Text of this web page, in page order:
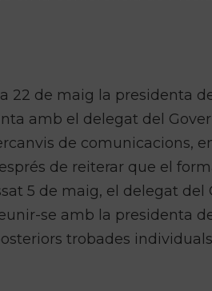
22 de maig la presidenta
amb el delegat del
de comunicacions,
de reiterar que el
5 de maig, el delegat del
se amb la presidenta
trobades